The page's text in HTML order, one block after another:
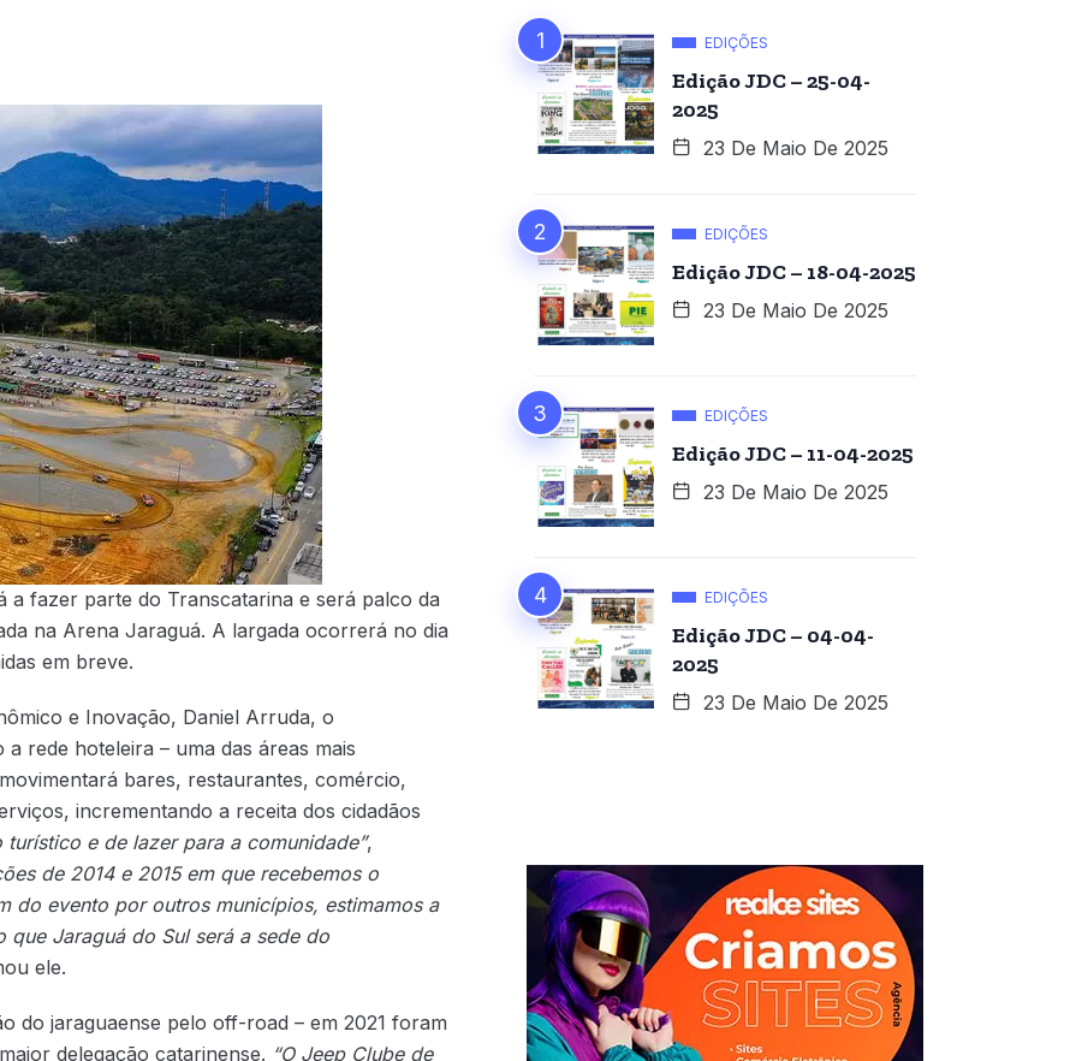
a fazer parte do Transcatarina e será palco da
na Arena Jaraguá. A largada ocorrerá no dia
em breve.
e Inovação, Daniel Arruda, o
rede hoteleira – uma das áreas mais
bares, restaurantes, comércio,
incrementando a receita dos cidadãos
turístico e de lazer para a comunidade”,
de 2014 e 2015 em que recebemos o
do evento por outros municípios, estimamos a
que Jaraguá do Sul será a sede do
ele.
do jaraguaense pelo off-road – em 2021 foram
delegação catarinense. “O Jeep Clube de
EDIÇÕES
Edição JDC – 25-04-
2025
23 De Maio De 2025
EDIÇÕES
Edição JDC – 18-04-2025
23 De Maio De 2025
EDIÇÕES
Edição JDC – 11-04-2025
23 De Maio De 2025
EDIÇÕES
Edição JDC – 04-04-
2025
23 De Maio De 2025